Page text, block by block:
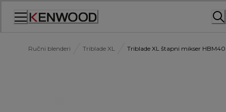
Ručni blenderi Triblade XL Triblade XL štapni mikser